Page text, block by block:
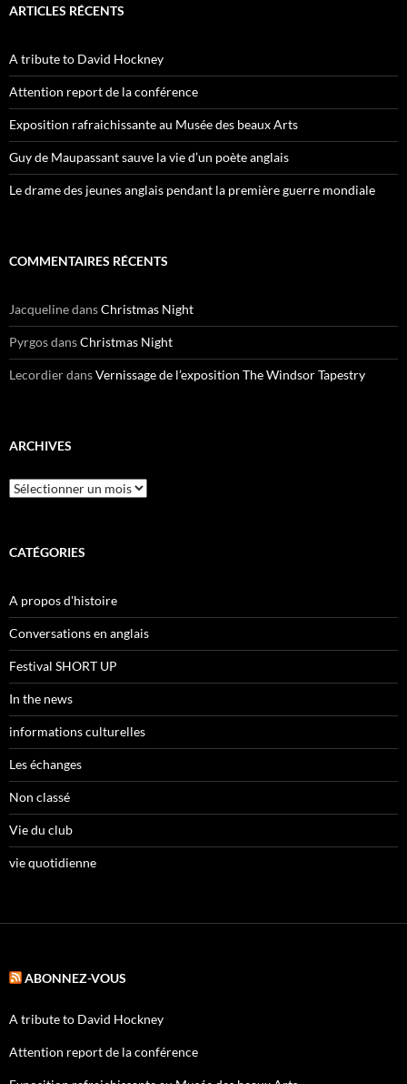
ARTICLES RÉCENTS
A tribute to David Hockney
Attention report de la conférence
Exposition rafraichissante au Musée des beaux Arts
Guy de Maupassant sauve la vie d’un poète anglais
Le drame des jeunes anglais pendant la première guerre mondiale
COMMENTAIRES RÉCENTS
JacquelinedansChristmas Night
PyrgosdansChristmas Night
LecordierdansVernissage de l’exposition The Windsor Tapestry
ARCHIVES
Archives
CATÉGORIES
A propos d'histoire
Conversations en anglais
Festival SHORT UP
In the news
informations culturelles
Les échanges
Non classé
Vie du club
vie quotidienne
ABONNEZ-VOUS
A tribute to David Hockney
Attention report de la conférence